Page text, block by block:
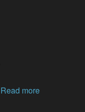
Read more